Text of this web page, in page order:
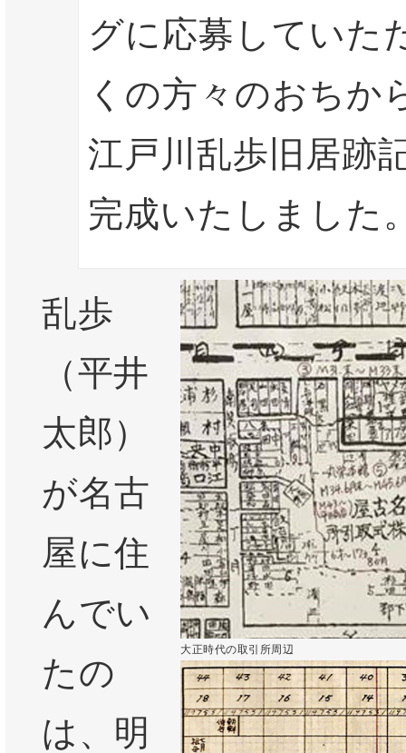
グに応募していた
くの方々のおちか
江戸川乱歩旧居跡
完成いたしました
大正時代の取引所周辺
乱歩
（平井
太郎）
が名古
屋に住
んでい
たの
は、明